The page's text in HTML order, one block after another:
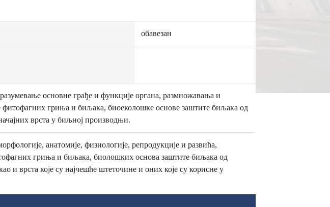
обавезан
основне грађе и функције органа, размножавања и
фитофагних гриња и биљака, биоеколошке основе заштите биљака од
врста у биљној производњи.
анатомије, физиологије, репродукције и развића,
гриња и биљака, биолошких основа заштите биљака од
и врста које су најчешће штеточине и оних које су корисне у